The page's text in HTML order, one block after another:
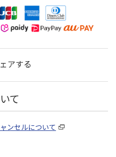
アする
て
ンセルについて